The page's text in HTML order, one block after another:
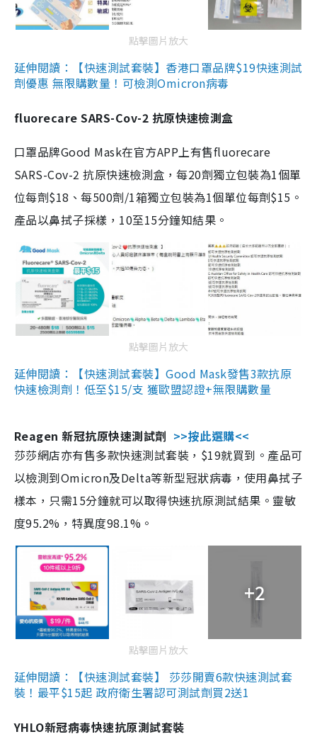
點擊圖片放大
延伸閱讀：【快速測試套裝】香港口罩品牌$19快速測試
劑優惠 無限購數量！可檢測Omicron病毒
fluorecare SARS-Cov-2 抗原快速檢測盒
口罩品牌Good Mask在官方APP上有售fluorecare
SARS-Cov-2 抗原快速檢測盒，每20劑獨立包裝為1個單
位每劑$18、每500劑/1箱獨立包裝為1個單位每劑$15。
產品以鼻拭子採樣，10至15分鐘知結果。
點擊圖片放大
延伸閱讀：【快速測試套裝】Good Mask發售3款抗原
快速檢測劑！低至$15/支 獲歐盟認證+無限購數量
Reagen 新冠抗原快速測試劑 >>按此選購<<
莎莎網店亦有售多款快速測試套裝，$19就買到。產品可
以檢測到Omicron及Delta等新型冠狀病毒，使用鼻拭子
樣本，只需15分鐘就可以取得快速抗原測試結果。靈敏
度95.2%，特異度98.1%。
+2
點擊圖片放大
延伸閱讀：【快速測試套裝】 莎莎開賣6款快速測試套
裝！最平$15起 政府衛生署認可測試劑買2送1
YHLO新冠病毒快速抗原測試套裝